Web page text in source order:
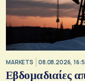
MARKETS 08.08.2026,
Εβδομαδιαίες